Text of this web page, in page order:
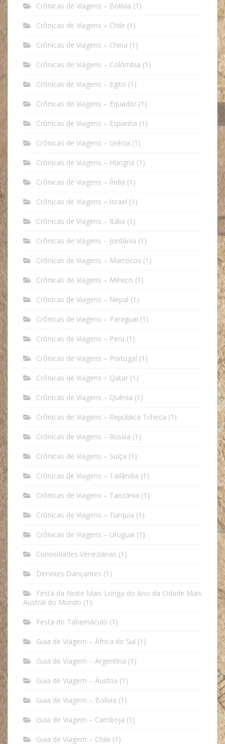
Crônicas de Viagens – Bolívia (1)
Crônicas de Viagens – Chile (1)
Crônicas de Viagens – China (1)
Crônicas de Viagens – Colômbia (1)
Crônicas de Viagens – Egito (1)
Crônicas de Viagens – Equador (1)
Crônicas de Viagens – Espanha (1)
Crônicas de Viagens – Grécia (1)
Crônicas de Viagens – Hungria (1)
Crônicas de Viagens – Índia (1)
Crônicas de Viagens – Israel (1)
Crônicas de Viagens – Itália (1)
Crônicas de Viagens – Jordânia (1)
Crônicas de Viagens – Marrocos (1)
Crônicas de Viagens – México (1)
Crônicas de Viagens – Nepal (1)
Crônicas de Viagens – Paraguai (1)
Crônicas de Viagens – Peru (1)
Crônicas de Viagens – Portugal (1)
Crônicas de Viagens – Qatar (1)
Crônicas de Viagens – Quênia (1)
Crônicas de Viagens – República Tcheca (1)
Crônicas de Viagens – Rússia (1)
Crônicas de Viagens – Suíça (1)
Crônicas de Viagens – Tailândia (1)
Crônicas de Viagens – Tanzânia (1)
Crônicas de Viagens – Turquia (1)
Crônicas de Viagens – Uruguai (1)
Curiosidades Venezianas (1)
Dervixes Dançantes (1)
Festa da Noite Mais Longa do Ano da Cidade Mais
Austral do Mundo (1)
Festa do Tabernáculo (1)
Guia de Viagem – África do Sul (1)
Guia de Viagem – Argentina (1)
Guia de Viagem – Áustria (1)
Guia de Viagem – Bolívia (1)
Guia de Viagem – Camboja (1)
Guia de Viagem – Chile (1)